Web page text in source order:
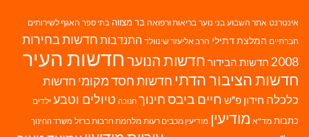
אינטרנט אתר השבוע בני נוער בריאות ורפואה בר מצווה בתי ספר האגף לשירותים
חברתיים המלצת דתילי הרב אליעזר שינוולד התנדבות חדשות בחירות
2008 חדשות הבידור חדשות הנוערחדשות העיר
חדשות הציבור הדתי חדשות חסד מקומי חדשות
כלכלה חידון פ"ש חיים ביבסחינוך חנוכה טיולים וטבע ילדים
כתבות מד"א מודיעין מודיעין מכבים רעות מלחמת חרבות ברזל משרד החינוך